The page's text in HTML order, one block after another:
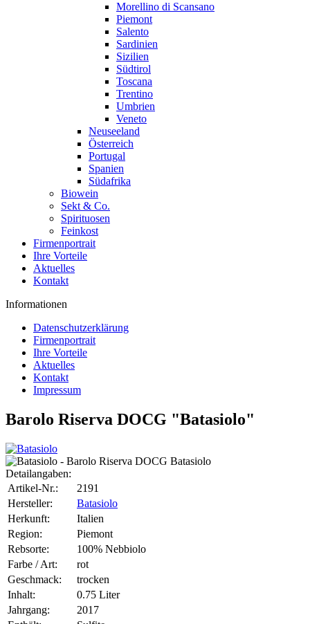
Morellino di Scansano
Piemont
Salento
Sardinien
Sizilien
Südtirol
Toscana
Trentino
Umbrien
Veneto
Neuseeland
Österreich
Portugal
Spanien
Südafrika
Biowein
Sekt & Co.
Spirituosen
Feinkost
Firmenportrait
Ihre Vorteile
Aktuelles
Kontakt
Informationen
Datenschutzerklärung
Firmenportrait
Ihre Vorteile
Aktuelles
Kontakt
Impressum
Barolo Riserva DOCG "Batasiolo"
Detailangaben:
Artikel-Nr.:
2191
Hersteller:
Batasiolo
Herkunft:
Italien
Region:
Piemont
Rebsorte:
100% Nebbiolo
Farbe / Art:
rot
Geschmack:
trocken
Inhalt:
0.75 Liter
Jahrgang:
2017